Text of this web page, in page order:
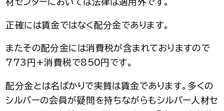
材センターにおいては法律は適用外です。
正確には賃金ではなく配分金であります。
またその配分金には消費税が含まれておりますので
773円+消費税で850円です。
配分金とは名ばかりで実質は賃金であります。多くの
シルバーの会員が疑問を持ちながらもシルバー人材セ